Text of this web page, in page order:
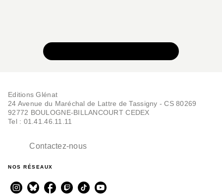
Editions Glénat
24 Avenue du Maréchal de Lattre de Tassigny - CS 80269
92772 BOULOGNE-BILLANCOURT CEDEX
Tel : 01.41.46.11.11
Contactez-nous
NOS RÉSEAUX